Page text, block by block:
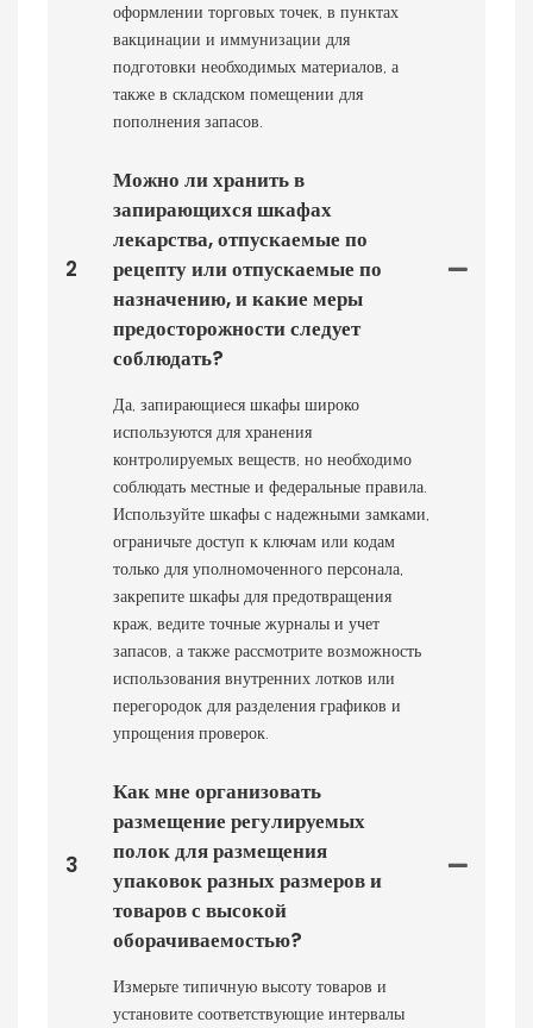
оформлении торговых точек, в пунктах
вакцинации и иммунизации для
подготовки необходимых материалов, а
также в складском помещении для
пополнения запасов.
2
Можно ли хранить в
запирающихся шкафах
лекарства, отпускаемые по
рецепту или отпускаемые по
назначению, и какие меры
предосторожности следует
соблюдать?
Да, запирающиеся шкафы широко
используются для хранения
контролируемых веществ, но необходимо
соблюдать местные и федеральные правила.
Используйте шкафы с надежными замками,
ограничьте доступ к ключам или кодам
только для уполномоченного персонала,
закрепите шкафы для предотвращения
краж, ведите точные журналы и учет
запасов, а также рассмотрите возможность
использования внутренних лотков или
перегородок для разделения графиков и
упрощения проверок.
3
Как мне организовать
размещение регулируемых
полок для размещения
упаковок разных размеров и
товаров с высокой
оборачиваемостью?
Измерьте типичную высоту товаров и
установите соответствующие интервалы